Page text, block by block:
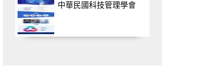
中華民國科技管理學會